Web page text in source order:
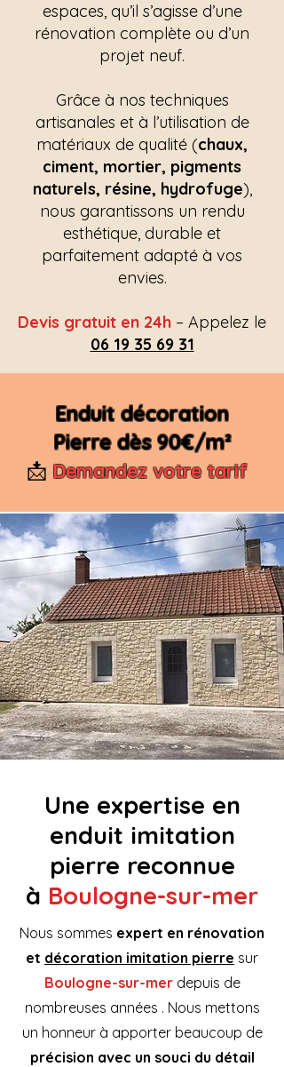
espaces, qu’il s’agisse d’une
rénovation complète ou d’un
projet neuf.
Grâce à nos techniques
artisanales et à l’utilisation de
matériaux de qualité (chaux,
ciment, mortier, pigments
naturels, résine, hydrofuge),
nous garantissons un rendu
esthétique, durable et
parfaitement adapté à vos
envies.
Devis gratuit en 24h – Appelez le
06 19 35 69 31
Enduit décoration
Pierre dès 90€/m²
📩 Demandez votre tarif
Une expertise en
enduit imitation
pierre reconnue
à Boulogne-sur-mer
Nous sommes expert en rénovation
et décoration imitation pierre sur
Boulogne-sur-mer depuis de
nombreuses années . Nous mettons
un honneur à apporter beaucoup de
précision avec un souci du détail